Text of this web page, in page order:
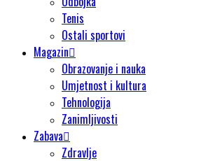
Tenis
Ostali sportovi
Magazin
Obrazovanje i nauka
Umjetnost i kultura
Tehnologija
Zanimljivosti
Zabava
Zdravlje